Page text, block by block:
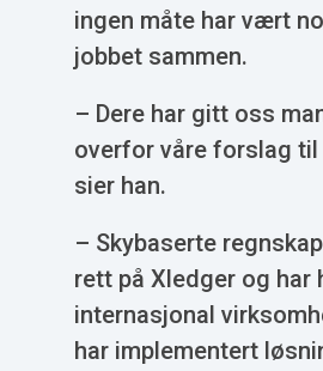
ingen måte har vært
jobbet sammen.
– Dere har gitt oss
overfor våre forslag
sier han.
– Skybaserte
rett på Xledger og har
internasjonal
har implementert